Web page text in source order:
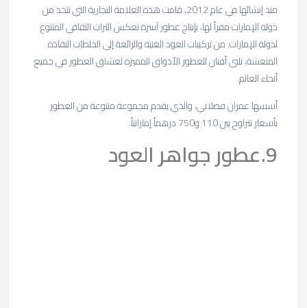
منذ إنشائها في عام 2012، قامت هذه العلامة التجارية التي تتخذ من
دولة الإمارات مقراً لها، بإنتاج عطور آسرة تعكس التراث الثقافي المتنوع
لدولة الإمارات. من تركيبات العود الغنية والرائعة إلى الخلطات النفاذة
المنعشة، تلبي أفنان للعطور الأذواق المميزة لعشاق العطور في جميع
أنحاء العالم.
أسسها عمران فضلاني، والذي يقدم مجموعة متنوعة من العطور
بأسعار تتراوح بين 110 و750 درهماً إماراتياً.
9.عطور جواهر العود